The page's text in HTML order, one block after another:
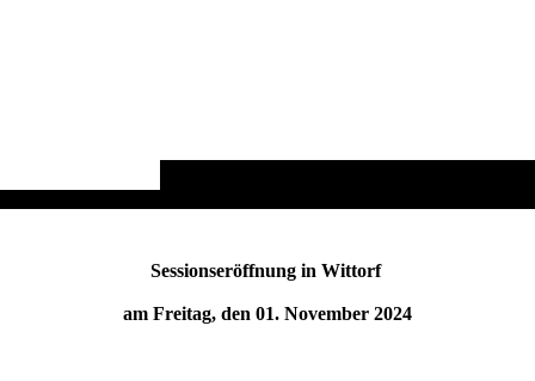
Sessionseröffnung in Wittorf
am Freitag, den 01. November 2024